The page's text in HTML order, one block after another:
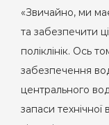
«Звичайно, ми
та забезпечити
поліклінік. Ось
забезпечення
центрального
запаси